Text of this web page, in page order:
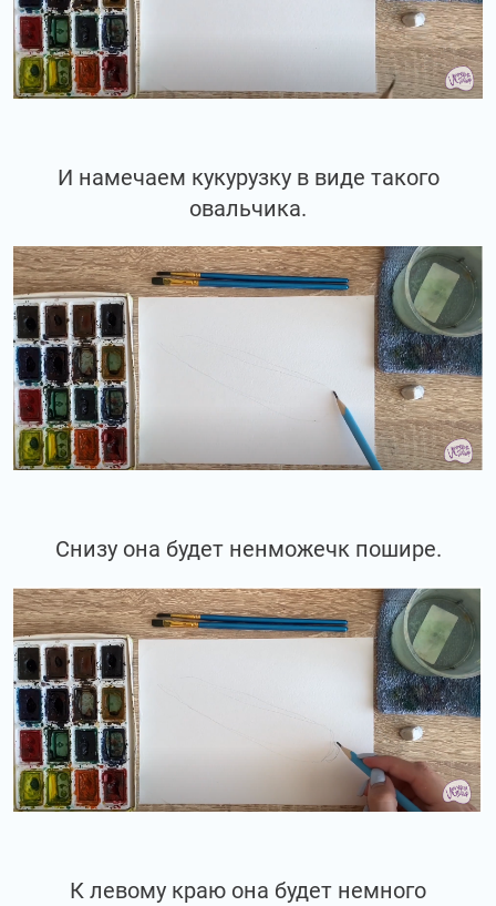
И намечаем кукурузку в виде такого
овальчика.
Снизу она будет ненможечк пошире.
К левому краю она будет немного